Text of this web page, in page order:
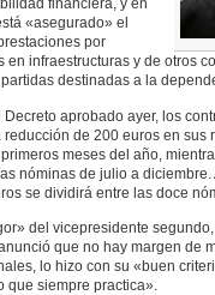
financiera, y en
«asegurado» el
por
en infraestructuras y de otros
destinadas a la
aprobado ayer, los
de 200 euros en sus
meses del año,
nóminas de julio a diciembre.
se dividirá entre las doce
del vicepresidente
que no hay margen de
lo hizo con su «buen
que siempre practica».